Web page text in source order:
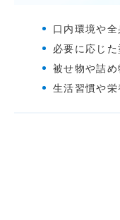
口内環境や
必要に応じ
被せ物や詰
生活習慣や栄